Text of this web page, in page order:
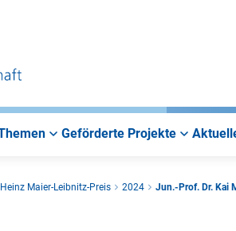
Geförderte Projekte
Heinz Maier-Leibnitz-Preis 2024 Jun.-Prof. Dr. Kai